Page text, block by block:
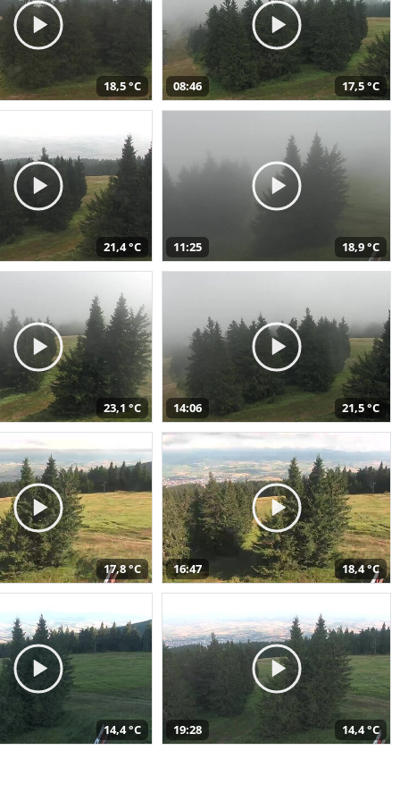
18,5 °C 08:46 17,5 °C
21,4 °C 11:25 18,9 °C
23,1 °C 14:06 21,5 °C
17,8 °C 16:47 18,4 °C
14,4 °C 19:28 14,4 °C